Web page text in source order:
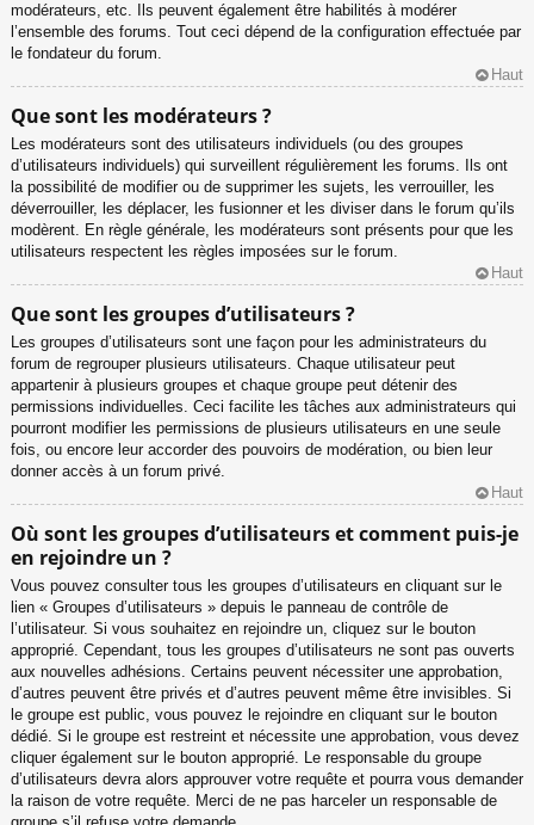
modérateurs, etc. Ils peuvent également être habilités à modérer
l’ensemble des forums. Tout ceci dépend de la configuration effectuée par
le fondateur du forum.
Haut
Que sont les modérateurs ?
Les modérateurs sont des utilisateurs individuels (ou des groupes
d’utilisateurs individuels) qui surveillent régulièrement les forums. Ils ont
la possibilité de modifier ou de supprimer les sujets, les verrouiller, les
déverrouiller, les déplacer, les fusionner et les diviser dans le forum qu’ils
modèrent. En règle générale, les modérateurs sont présents pour que les
utilisateurs respectent les règles imposées sur le forum.
Haut
Que sont les groupes d’utilisateurs ?
Les groupes d’utilisateurs sont une façon pour les administrateurs du
forum de regrouper plusieurs utilisateurs. Chaque utilisateur peut
appartenir à plusieurs groupes et chaque groupe peut détenir des
permissions individuelles. Ceci facilite les tâches aux administrateurs qui
pourront modifier les permissions de plusieurs utilisateurs en une seule
fois, ou encore leur accorder des pouvoirs de modération, ou bien leur
donner accès à un forum privé.
Haut
Où sont les groupes d’utilisateurs et comment puis-je
en rejoindre un ?
Vous pouvez consulter tous les groupes d’utilisateurs en cliquant sur le
lien « Groupes d’utilisateurs » depuis le panneau de contrôle de
l’utilisateur. Si vous souhaitez en rejoindre un, cliquez sur le bouton
approprié. Cependant, tous les groupes d’utilisateurs ne sont pas ouverts
aux nouvelles adhésions. Certains peuvent nécessiter une approbation,
d’autres peuvent être privés et d’autres peuvent même être invisibles. Si
le groupe est public, vous pouvez le rejoindre en cliquant sur le bouton
dédié. Si le groupe est restreint et nécessite une approbation, vous devez
cliquer également sur le bouton approprié. Le responsable du groupe
d’utilisateurs devra alors approuver votre requête et pourra vous demander
la raison de votre requête. Merci de ne pas harceler un responsable de